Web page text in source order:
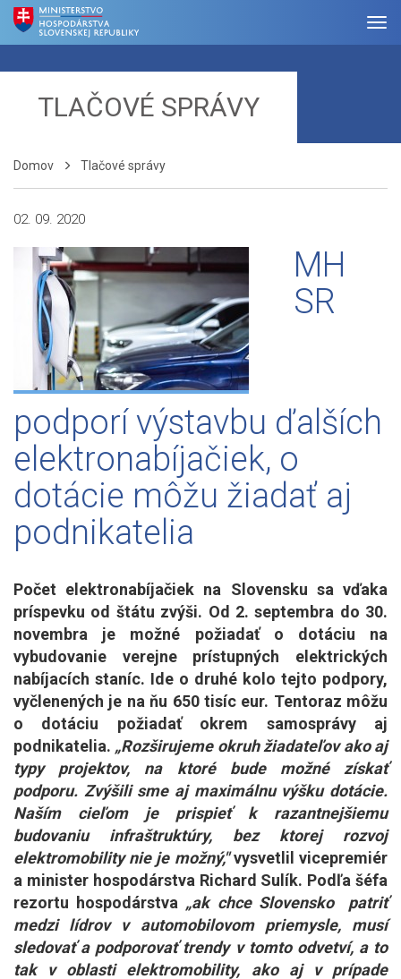
TLAČOVÉ SPRÁVY
Domov Tlačové správy
02. 09. 2020
MH
SR
podporí výstavbu ďalších
elektronabíjačiek, o
dotácie môžu žiadať aj
podnikatelia
Počet elektronabíjačiek na Slovensku sa vďaka
príspevku od štátu zvýši. Od 2. septembra do 30.
novembra je možné požiadať o dotáciu na
vybudovanie verejne prístupných elektrických
nabíjacích staníc. Ide o druhé kolo tejto podpory,
vyčlenených je na ňu 650 tisíc eur. Tentoraz môžu
o dotáciu požiadať okrem samosprávy aj
podnikatelia. „Rozširujeme okruh žiadateľov ako aj
typy projektov, na ktoré bude možné získať
podporu. Zvýšili sme aj maximálnu výšku dotácie.
Naším cieľom je prispieť k razantnejšiemu
budovaniu infraštruktúry, bez ktorej rozvoj
elektromobility nie je možný,"vysvetlil vicepremiér
a minister hospodárstva Richard Sulík. Podľa šéfa
rezortu hospodárstva „ak chce Slovensko patriť
medzi lídrov v automobilovom priemysle, musí
sledovať a podporovať trendy v tomto odvetví, a to
tak v oblasti elektromobility, ako aj v prípade